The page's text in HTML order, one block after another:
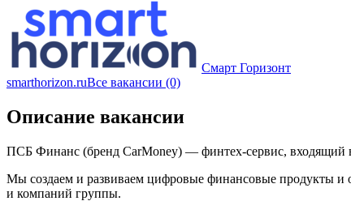
Смарт Горизонт
smarthorizon.ruВсе вакансии (0)
Описание вакансии
ПСБ Финанс (бренд CarMoney) — финтех-сервис, входящий
Мы создаем и развиваем цифровые финансовые продукты и
и компаний группы.